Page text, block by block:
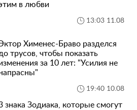
в любви
13:03 11.08
Хименес-Браво разделся
трусов, чтобы показать
за 10 лет: "Усилия не
19:40 10.08
знака Зодиака, которые смогут